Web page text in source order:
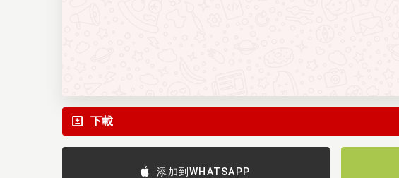
下載
添加到WHATSAPP